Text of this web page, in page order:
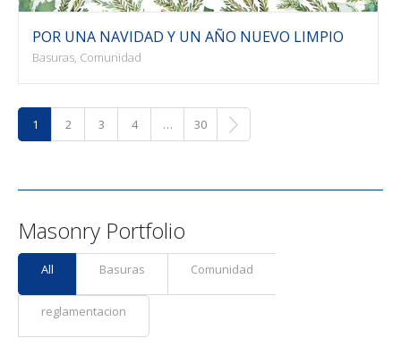
POR UNA NAVIDAD Y UN AÑO NUEVO LIMPIO
Basuras, Comunidad
1 2 3 4 … 30
Masonry Portfolio
All Basuras Comunidad
reglamentacion